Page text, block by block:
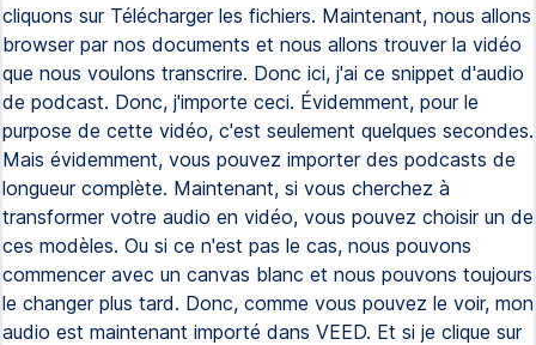
cliquons sur Télécharger les fichiers. Maintenant, nous allons
browser par nos documents et nous allons trouver la vidéo
que nous voulons transcrire. Donc ici, j'ai ce snippet d'audio
de podcast. Donc, j'importe ceci. Évidemment, pour le
purpose de cette vidéo, c'est seulement quelques secondes.
Mais évidemment, vous pouvez importer des podcasts de
longueur complète. Maintenant, si vous cherchez à
transformer votre audio en vidéo, vous pouvez choisir un de
ces modèles. Ou si ce n'est pas le cas, nous pouvons
commencer avec un canvas blanc et nous pouvons toujours
le changer plus tard. Donc, comme vous pouvez le voir, mon
audio est maintenant importé dans VEED. Et si je clique sur